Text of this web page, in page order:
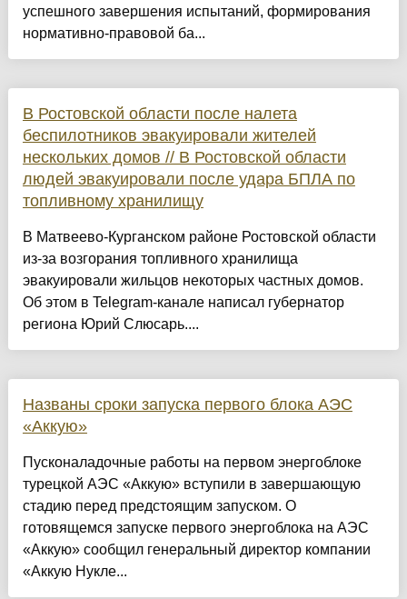
успешного завершения испытаний, формирования
нормативно-правовой ба...
В Ростовской области после налета
беспилотников эвакуировали жителей
нескольких домов // В Ростовской области
людей эвакуировали после удара БПЛА по
топливному хранилищу
В Матвеево-Курганском районе Ростовской области
из-за возгорания топливного хранилища
эвакуировали жильцов некоторых частных домов.
Об этом в Telegram-канале написал губернатор
региона Юрий Слюсарь....
Названы сроки запуска первого блока АЭС
«Аккую»
Пусконаладочные работы на первом энергоблоке
турецкой АЭС «Аккую» вступили в завершающую
стадию перед предстоящим запуском. О
готовящемся запуске первого энергоблока на АЭС
«Аккую» сообщил генеральный директор компании
«Аккую Нукле...